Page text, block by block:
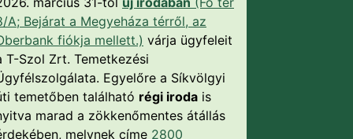
A; Bejárat a Megyeháza térről, az
fiókja mellett.) várja ügyfeleit
T-Szol Zrt. Temetkezési
Egyelőre a Síkvölgyi
temetőben található régi iroda is
marad a zökkenőmentes átállás
melynek címe 2800